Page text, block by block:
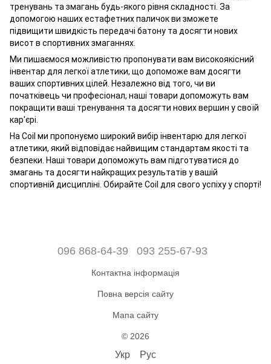
тренувань та змагань будь-якого рівня складності. За
допомогою наших естафетних паличок ви зможете
підвищити швидкість передачі батону та досягти нових
висот в спортивних змаганнях.
Ми пишаємося можливістю пропонувати вам високоякісний
інвентар для легкої атлетики, що допоможе вам досягти
ваших спортивних цілей. Незалежно від того, чи ви
початківець чи професіонал, наші товари допоможуть вам
покращити ваші тренування та досягти нових вершин у своїй
кар'єрі.
На Coil ми пропонуємо широкий вибір інвентарю для легкої
атлетики, який відповідає найвищим стандартам якості та
безпеки. Наші товари допоможуть вам підготуватися до
змагань та досягти найкращих результатів у вашій
спортивній дисципліні. Обирайте Coil для свого успіху у спорті!
096 868-64-39 093 255-67-93
Контактна інформація
Повна версія сайту
Мапа сайту
© 2026
Укр Рус